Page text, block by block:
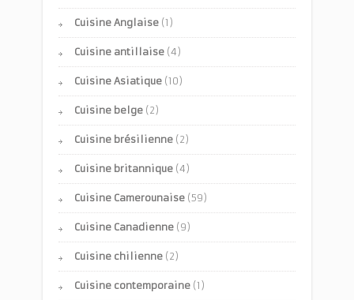
Cuisine Anglaise (1)
Cuisine antillaise (4)
Cuisine Asiatique (10)
Cuisine belge (2)
Cuisine brésilienne (2)
Cuisine britannique (4)
Cuisine Camerounaise (59)
Cuisine Canadienne (9)
Cuisine chilienne (2)
Cuisine contemporaine (1)